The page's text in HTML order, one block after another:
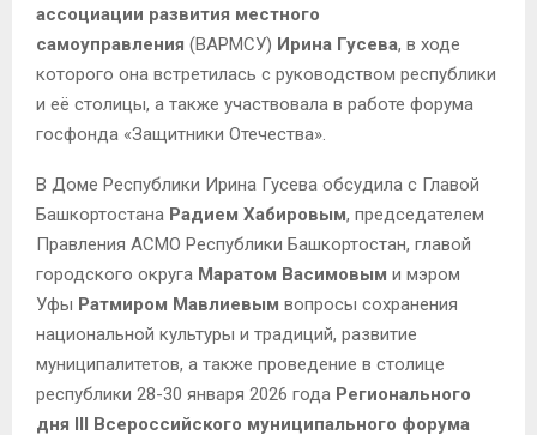
ассоциации развития местного
самоуправления (ВАРМСУ) Ирина Гусева, в ходе
которого она встретилась с руководством республики
и её столицы, а также участвовала в работе форума
госфонда «Защитники Отечества».
В Доме Республики Ирина Гусева обсудила с Главой
Башкортостана Радием Хабировым, председателем
Правления АСМО Республики Башкортостан, главой
городского округа Маратом Васимовым и мэром
Уфы Ратмиром Мавлиевым вопросы сохранения
национальной культуры и традиций, развитие
муниципалитетов, а также проведение в столице
республики 28-30 января 2026 года Регионального
дня III Всероссийского муниципального форума